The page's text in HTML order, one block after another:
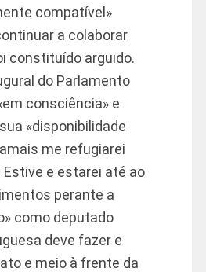
compatível»
a colaborar
constituído arguido.
do Parlamento
consciência» e
«disponibilidade
me refugiarei
e estarei até ao
perante a
como deputado
deve fazer e
e meio à frente da